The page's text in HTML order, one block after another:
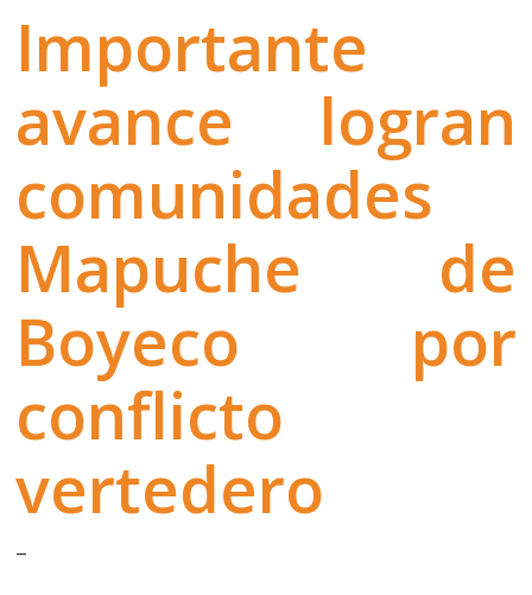
Importante
avance logran
comunidades
Mapuche de
Boyeco por
conflicto
vertedero
–